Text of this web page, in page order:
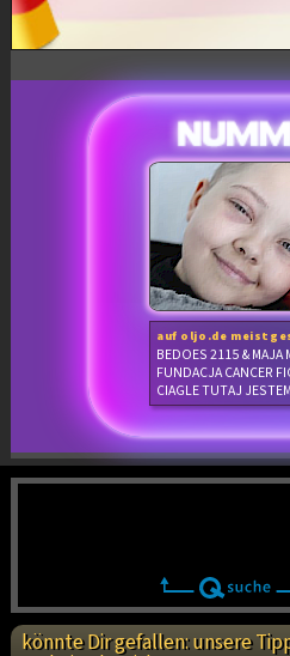
auf oljo.de
BEDOES 2115 & MAJA
FUNDACJA CANCER
CIAGLE TUTAJ JESTEM
könnte Dir gefallen: unsere